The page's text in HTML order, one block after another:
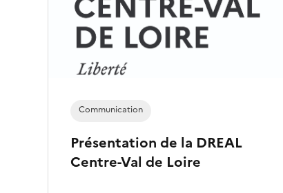
Présentation de la DREAL
Centre-Val de Loire
Communication